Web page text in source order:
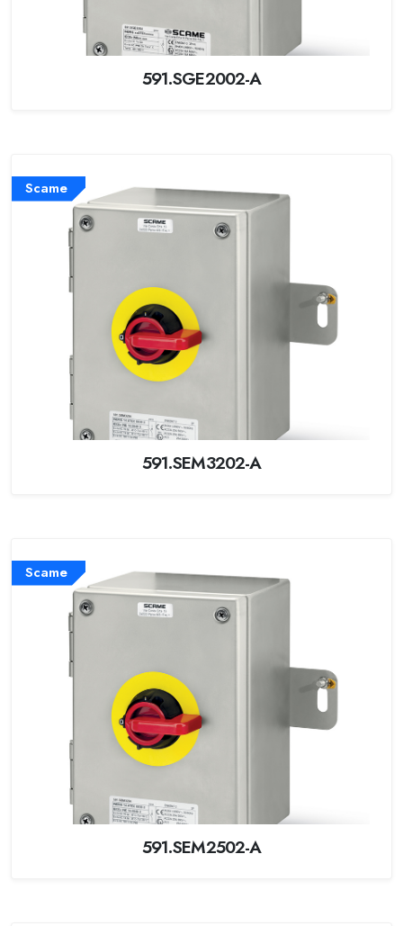
591.SGE2002-A
Scame
591.SEM3202-A
Scame
591.SEM2502-A